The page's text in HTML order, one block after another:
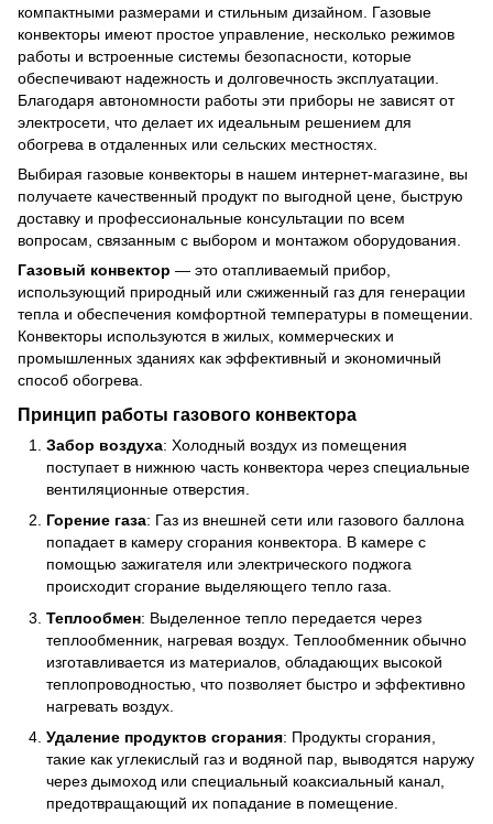
компактными размерами и стильным дизайном. Газовые
конвекторы имеют простое управление, несколько режимов
работы и встроенные системы безопасности, которые
обеспечивают надежность и долговечность эксплуатации.
Благодаря автономности работы эти приборы не зависят от
электросети, что делает их идеальным решением для
обогрева в отдаленных или сельских местностях.
Выбирая газовые конвекторы в нашем интернет-магазине, вы
получаете качественный продукт по выгодной цене, быструю
доставку и профессиональные консультации по всем
вопросам, связанным с выбором и монтажом оборудования.
Газовый конвектор — это отапливаемый прибор,
использующий природный или сжиженный газ для генерации
тепла и обеспечения комфортной температуры в помещении.
Конвекторы используются в жилых, коммерческих и
промышленных зданиях как эффективный и экономичный
способ обогрева.
Принцип работы газового конвектора
Забор воздуха: Холодный воздух из помещения
поступает в нижнюю часть конвектора через специальные
вентиляционные отверстия.
Горение газа: Газ из внешней сети или газового баллона
попадает в камеру сгорания конвектора. В камере с
помощью зажигателя или электрического поджога
происходит сгорание выделяющего тепло газа.
Теплообмен: Выделенное тепло передается через
теплообменник, нагревая воздух. Теплообменник обычно
изготавливается из материалов, обладающих высокой
теплопроводностью, что позволяет быстро и эффективно
нагревать воздух.
Удаление продуктов сгорания: Продукты сгорания,
такие как углекислый газ и водяной пар, выводятся наружу
через дымоход или специальный коаксиальный канал,
предотвращающий их попадание в помещение.